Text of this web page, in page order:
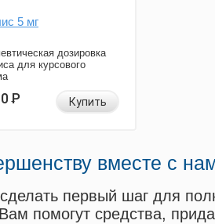
5 мг
дозировка
для курсового
Р Купить
вместе с
первый шаг для
помогут средства,